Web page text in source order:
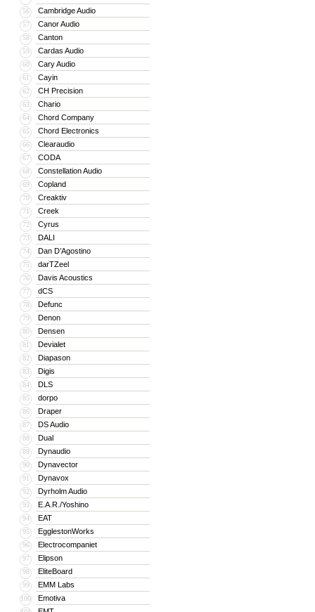
56 Cambridge Audio
57 Canor Audio
58 Canton
59 Cardas Audio
60 Cary Audio
61 Cayin
62 CH Precision
63 Chario
64 Chord Company
65 Chord Electronics
66 Clearaudio
67 CODA
68 Constellation Audio
69 Copland
70 Creaktiv
71 Creek
72 Cyrus
73 DALI
74 Dan D’Agostino
75 darTZeel
76 Davis Acoustics
77 dCS
78 Defunc
79 Denon
80 Densen
81 Devialet
82 Diapason
83 Digis
84 DLS
85 dorpo
86 Draper
87 DS Audio
88 Dual
89 Dynaudio
90 Dynavector
91 Dynavox
92 Dyrholm Audio
93 E.A.R./Yoshino
94 EAT
95 EgglestonWorks
96 Electrocompaniet
97 Elipson
98 EliteBoard
99 EMM Labs
100 Emotiva